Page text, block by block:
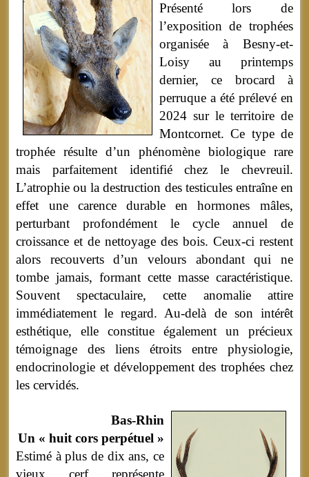
Présenté lors de
l’exposition de trophées
organisée à Besny-et-
Loisy au printemps
dernier, ce brocard à
perruque a été prélevé en
2024 sur le territoire de
Montcornet. Ce type de
trophée résulte d’un phénomène biologique rare
mais parfaitement identifié chez le chevreuil.
L’atrophie ou la destruction des testicules entraîne en
effet une carence durable en hormones mâles,
perturbant profondément le cycle annuel de
croissance et de nettoyage des bois. Ceux-ci restent
alors recouverts d’un velours abondant qui ne
tombe jamais, formant cette masse caractéristique.
Souvent spectaculaire, cette anomalie attire
immédiatement le regard. Au-delà de son intérêt
esthétique, elle constitue également un précieux
témoignage des liens étroits entre physiologie,
endocrinologie et développement des trophées chez
les cervidés.
Bas-Rhin
Un « huit cors perpétuel »
Estimé à plus de dix ans, ce